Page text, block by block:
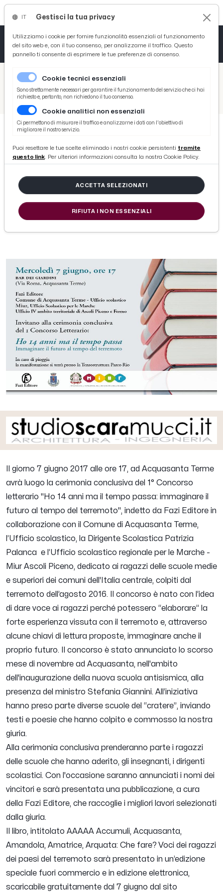
/ Picenotime
/ Eventi e Cultura
Acquasanta Terme, cerimonia conclusiva 1° concorso letterario per zone terremotate
Acquasanta Terme, cerimonia
conclusiva 1° concorso letterario
per zone terremotate
di Redazione Picenotime
Il giorno 7 giugno 2017 alle ore 17, ad Acquasanta Terme
avrà luogo la cerimonia conclusiva del 1° Concorso
letterario "Ho 14 anni ma il tempo passa: immaginare il
futuro al tempo del terremoto", indetto da Fazi Editore in
collaborazione con il Comune di Acquasanta Terme,
l’Ufficio scolastico, la Dirigente Scolastica Patrizia
Palanca e l’Ufficio scolastico regionale per le Marche -
Miur Ascoli Piceno, dedicato ai ragazzi delle scuole medie
e superiori dei comuni dell'Italia centrale, colpiti dal
terremoto dell’agosto 2016. Il concorso è nato con l’idea
di dare voce ai ragazzi perché potessero “elaborare” la
forte esperienza vissuta con il terremoto e, attraverso
alcune chiavi di lettura proposte, immaginare anche il
proprio futuro. Il concorso è stato annunciato lo scorso
mese di novembre ad Acquasanta, nell'ambito
dell'inaugurazione della nuova scuola antisismica, alla
presenza del ministro Stefania Giannini. All’iniziativa
hanno preso parte diverse scuole del “cratere”, inviando
testi e poesie che hanno colpito e commosso la nostra
giuria.
Alla cerimonia conclusiva prenderanno parte i ragazzi
delle scuole che hanno aderito, gli insegnanti, i dirigenti
scolastici. Con l'occasione saranno annunciati i nomi dei
vincitori e sarà presentata una pubblicazione, a cura
della Fazi Editore, che raccoglie i migliori lavori selezionati
dalla giuria.
Il libro, intitolato AAAAA Accumuli, Acquasanta,
Amandola, Amatrice, Arquata: Che fare? Voci dei ragazzi
dei paesi del terremoto sarà presentato in un’edizione
speciale fuori commercio e in edizione elettronica,
scaricabile gratuitamente dal 7 giugno dal sito
Gestisci la tua privacy
Utilizziamo i cookie per fornire funzionalità essenziali al funzionamento
del sito web e, con il tuo consenso, per analizzarne il traffico. Questo
pannello ti consente di esprimere le tue preferenze di consenso.
Cookie tecnici essenziali
Sono strettamente necessari per garantire il funzionamento del servizio che ci hai
richiesto e, pertanto, non richiedono il tuo consenso.
Cookie analitici non essenziali
Ci permettono di misurare il traffico e analizzarne i dati con l'obiettivo di
migliorare il nostro servizio.
Puoi resettare le tue scelte eliminado i nostri cookie persistenti tramite
questo link. Per ulteriori informazioni consulta la nostra Cookie Policy.
ACCETTA SELEZIONATI
RIFIUTA I NON ESSENZIALI
Tutto News
Tutto Sport
Basket
Ciclismo
Tutto Curiosità